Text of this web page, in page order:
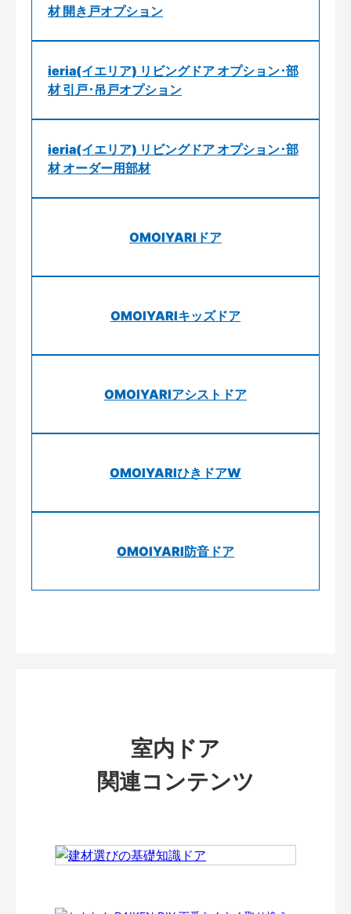
材 開き戸オプション
ieria(イエリア) リビングドア オプション･部
材 引戸･吊戸オプション
ieria(イエリア) リビングドア オプション･部
材 オーダー用部材
OMOIYARIドア
OMOIYARIキッズドア
OMOIYARIアシストドア
OMOIYARIひきドアW
OMOIYARI防音ドア
室内ドア
関連コンテンツ